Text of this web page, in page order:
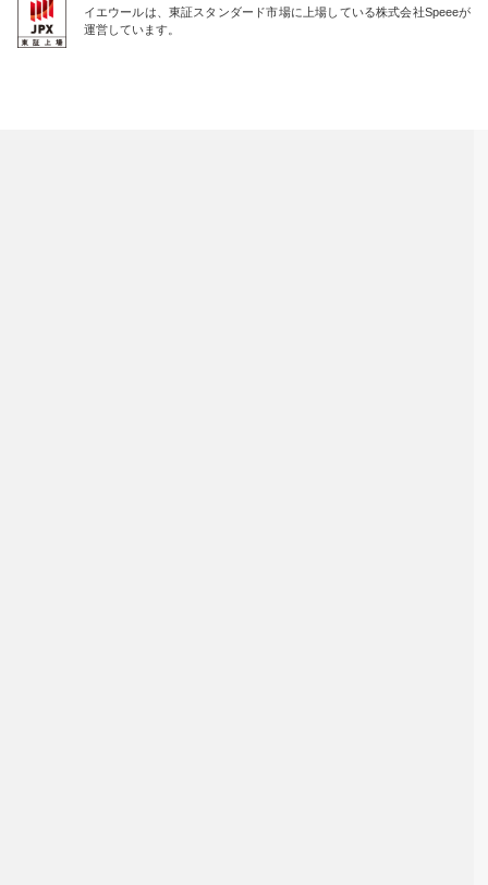
イエウールは、東証スタンダード市場に上場している株式会社Speeeが
運営しています。